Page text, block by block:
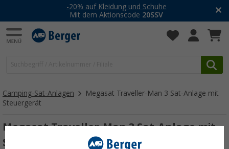
-20% auf Kleidung und Schuhe
Mit dem Aktionscode 20SSV
Camping-Sat-Anlagen
Megasat Traveller-Man 3 Sat-Anlage mit
Steuergerät
Megasat Traveller-Man 3 Sat-Anlage mit
Steuergerät